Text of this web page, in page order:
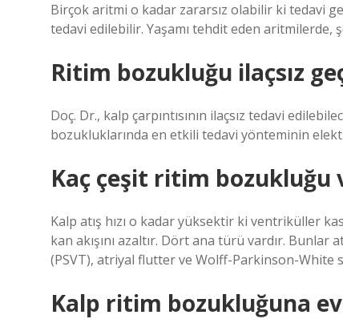
Birçok aritmi o kadar zararsız olabilir ki tedavi
tedavi edilebilir. Yaşamı tehdit eden
Ritim bozukluğu ilaçsız
Doç. Dr., kalp çarpıntısının ilaçsız tedavi
bozukluklarında en etkili tedavi yönteminin
Kaç çeşit ritim bozukluğu
Kalp atış hızı o kadar yüksektir ki ventriküller
kan akışını azaltır. Dört ana türü vardır.
(PSVT), atriyal flutter ve Wolff-Parkinson-White
Kalp ritim bozukluğuna